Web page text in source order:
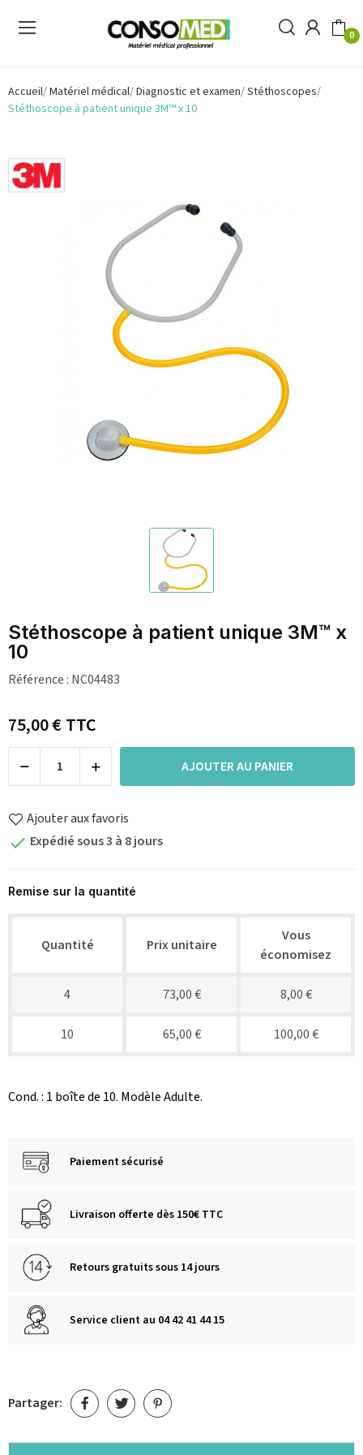
0
Accueil Matériel médical Diagnostic et examen Stéthoscopes
Stéthoscope à patient unique 3M™ x 10
Stéthoscope à patient unique 3M™ x
10
Référence : NC04483
75,00 €TTC
AJOUTER AU PANIER
Ajouter aux favoris
 Expédié sous 3 à 8 jours
Remise sur la quantité
Quantité Prix unitaire
Vous
économisez
4 73,00 € 8,00 €
10 65,00 € 100,00 €
Cond. : 1 boîte de 10. Modèle Adulte.
Paiement sécurisé
Livraison offerte dès 150€ TTC
Retours gratuits sous 14 jours
Service client au 04 42 41 44 15
Partager: